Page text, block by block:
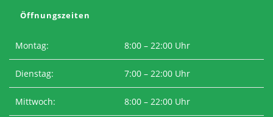
Öffnungszeiten
Montag: 8:00 – 22:00 Uhr
Dienstag: 7:00 – 22:00 Uhr
Mittwoch: 8:00 – 22:00 Uhr